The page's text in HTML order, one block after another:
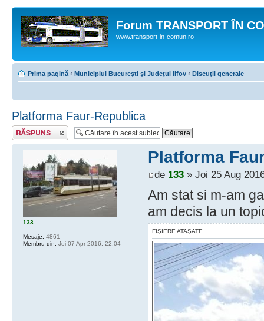
Forum TRANSPORT ÎN
www.transport-in-comun.ro
Prima pagină ‹ Municipiul Bucureşti şi Judeţul Ilfov ‹ Discuţii generale
Platforma Faur-Republica
Răspunde
Platforma
de 133» Joi 25 Aug
Am stat si m-am
am decis la un
FIŞIERE ATAŞATE
133
Mesaje: 4861
Membru din: Joi 07 Apr 2016, 22:04